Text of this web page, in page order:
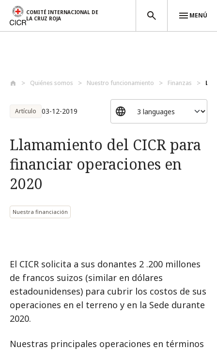
COMITÉ INTERNACIONAL DE
LA CRUZ ROJA
MENÚ
Quiénes somos Nuestro funcionamiento Finanzas
Artículo 03-12-2019
Llamamiento del CICR para
financiar operaciones en
2020
Nuestra financiación
El CICR solicita a sus donantes 2 .200 millones
de francos suizos (similar en dólares
estadounidenses) para cubrir los costos de sus
operaciones en el terreno y en la Sede durante
2020.
Nuestras principales operaciones en términos